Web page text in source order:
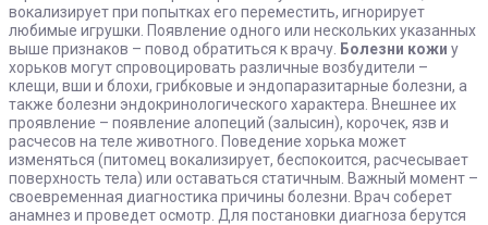
вокализирует при попытках его переместить, игнорирует
любимые игрушки. Появление одного или нескольких указанных
выше признаков – повод обратиться к врачу. Болезни кожи у
хорьков могут спровоцировать различные возбудители –
клещи, вши и блохи, грибковые и эндопаразитарные болезни, а
также болезни эндокринологического характера. Внешнее их
проявление – появление алопеций (залысин), корочек, язв и
расчесов на теле животного. Поведение хорька может
изменяться (питомец вокализирует, беспокоится, расчесывает
поверхность тела) или оставаться статичным. Важный момент –
своевременная диагностика причины болезни. Врач соберет
анамнез и проведет осмотр. Для постановки диагноза берутся